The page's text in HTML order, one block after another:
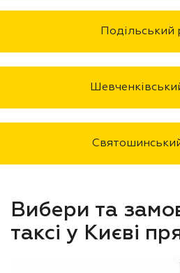
Подільський
Вибери та
таксі у Києві